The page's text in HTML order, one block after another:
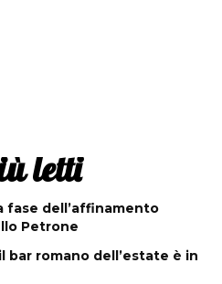
letti
fase dell’affinamento
Petrone
bar romano dell’estate è in